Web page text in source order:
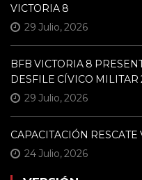
VICTORIA 8
29 Julio, 2026
BFB VICTORIA 8
DESFILE CÍVICO MILITAR
29 Julio, 2026
CAPACITACIÓN
24 Julio, 2026